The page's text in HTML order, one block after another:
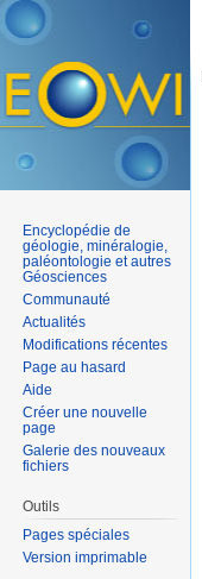
Encyclopédie de
géologie, minéralogie,
paléontologie et autres
Géosciences
Communauté
Actualités
Modifications récentes
Page au hasard
Aide
Créer une nouvelle
page
Galerie des nouveaux
fichiers
Outils
Pages spéciales
Version imprimable